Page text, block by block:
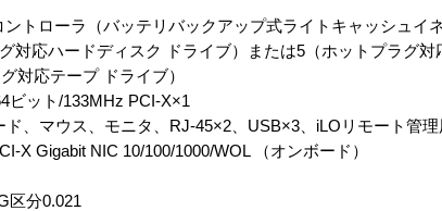
トローラ（バッテリバックアップ式ライトキャッシュイ
対応ハードディスク ドライブ）または5（ホットプラグ対
対応テープ ドライブ）
ビット/133MHz PCI-X×1
、マウス、モニタ、RJ-45×2、USB×3、iLOリモート管理
X Gigabit NIC 10/100/1000/WOL （オンボード）
区分0.021